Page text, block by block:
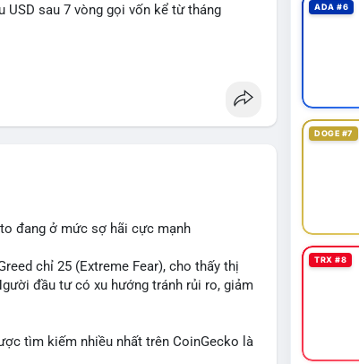
#whalebtc #theodoidongtien
USD sau 7 vòng gọi vốn kể từ tháng
đang ở mức sợ hãi cực mạnh
chỉ 25 (Extreme Fear), cho thấy thị
đầu tư có xu hướng tránh rủi ro, giảm
tìm kiếm nhiều nhất trên CoinGecko là
ADA #6
DOGE #7
TRX #8